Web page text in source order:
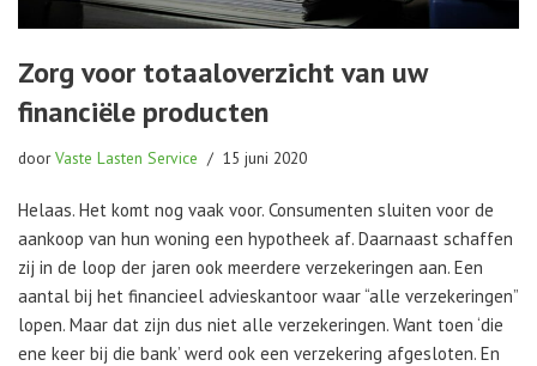
Zorg voor totaaloverzicht van uw
financiële producten
doorVaste Lasten Service 15 juni 2020
Helaas. Het komt nog vaak voor. Consumenten sluiten voor de
aankoop van hun woning een hypotheek af. Daarnaast schaffen
zij in de loop der jaren ook meerdere verzekeringen aan. Een
aantal bij het financieel advieskantoor waar “alle verzekeringen”
lopen. Maar dat zijn dus niet alle verzekeringen. Want toen ‘die
ene keer bij die bank’ werd ook een verzekering afgesloten. En